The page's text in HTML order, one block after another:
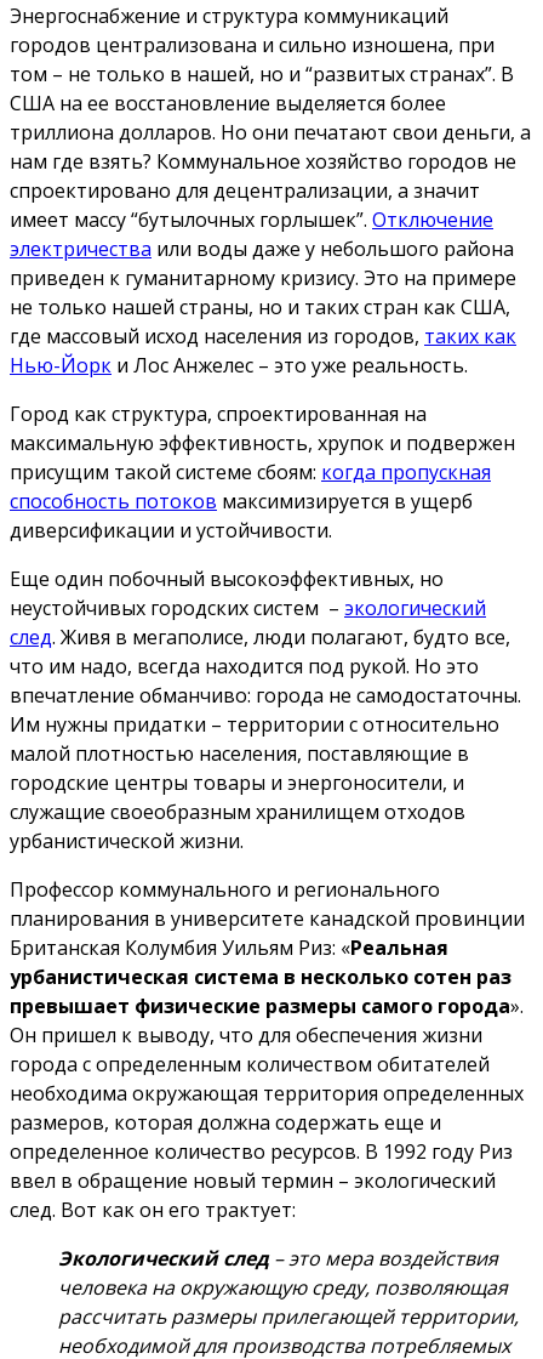
Энергоснабжение и структура коммуникаций
городов централизована и сильно изношена, при
том – не только в нашей, но и “развитых странах”. В
США на ее восстановление выделяется более
триллиона долларов. Но они печатают свои деньги, а
нам где взять? Коммунальное хозяйство городов не
спроектировано для децентрализации, а значит
имеет массу “бутылочных горлышек”. Отключение
электричества или воды даже у небольшого района
приведен к гуманитарному кризису. Это на примере
не только нашей страны, но и таких стран как США,
где массовый исход населения из городов, таких как
Нью-Йорк и Лос Анжелес – это уже реальность.
Город как структура, спроектированная на
максимальную эффективность, хрупок и подвержен
присущим такой системе сбоям: когда пропускная
способность потоков максимизируется в ущерб
диверсификации и устойчивости.
Еще один побочный высокоэффективных, но
неустойчивых городских систем – экологический
след. Живя в мегаполисе, люди полагают, будто все,
что им надо, всегда находится под рукой. Но это
впечатление обманчиво: города не самодостаточны.
Им нужны придатки – территории с относительно
малой плотностью населения, поставляющие в
городские центры товары и энергоносители, и
служащие своеобразным хранилищем отходов
урбанистической жизни.
Профессор коммунального и регионального
планирования в университете канадской провинции
Британская Колумбия Уильям Риз: «Реальная
урбанистическая система в несколько сотен раз
превышает физические размеры самого города».
Он пришел к выводу, что для обеспечения жизни
города с определенным количеством обитателей
необходима окружающая территория определенных
размеров, которая должна содержать еще и
определенное количество ресурсов. В 1992 году Риз
ввел в обращение новый термин – экологический
след. Вот как он его трактует:
Экологический след– это мера воздействия
человека на окружающую среду, позволяющая
рассчитать размеры прилегающей территории,
необходимой для производства потребляемых